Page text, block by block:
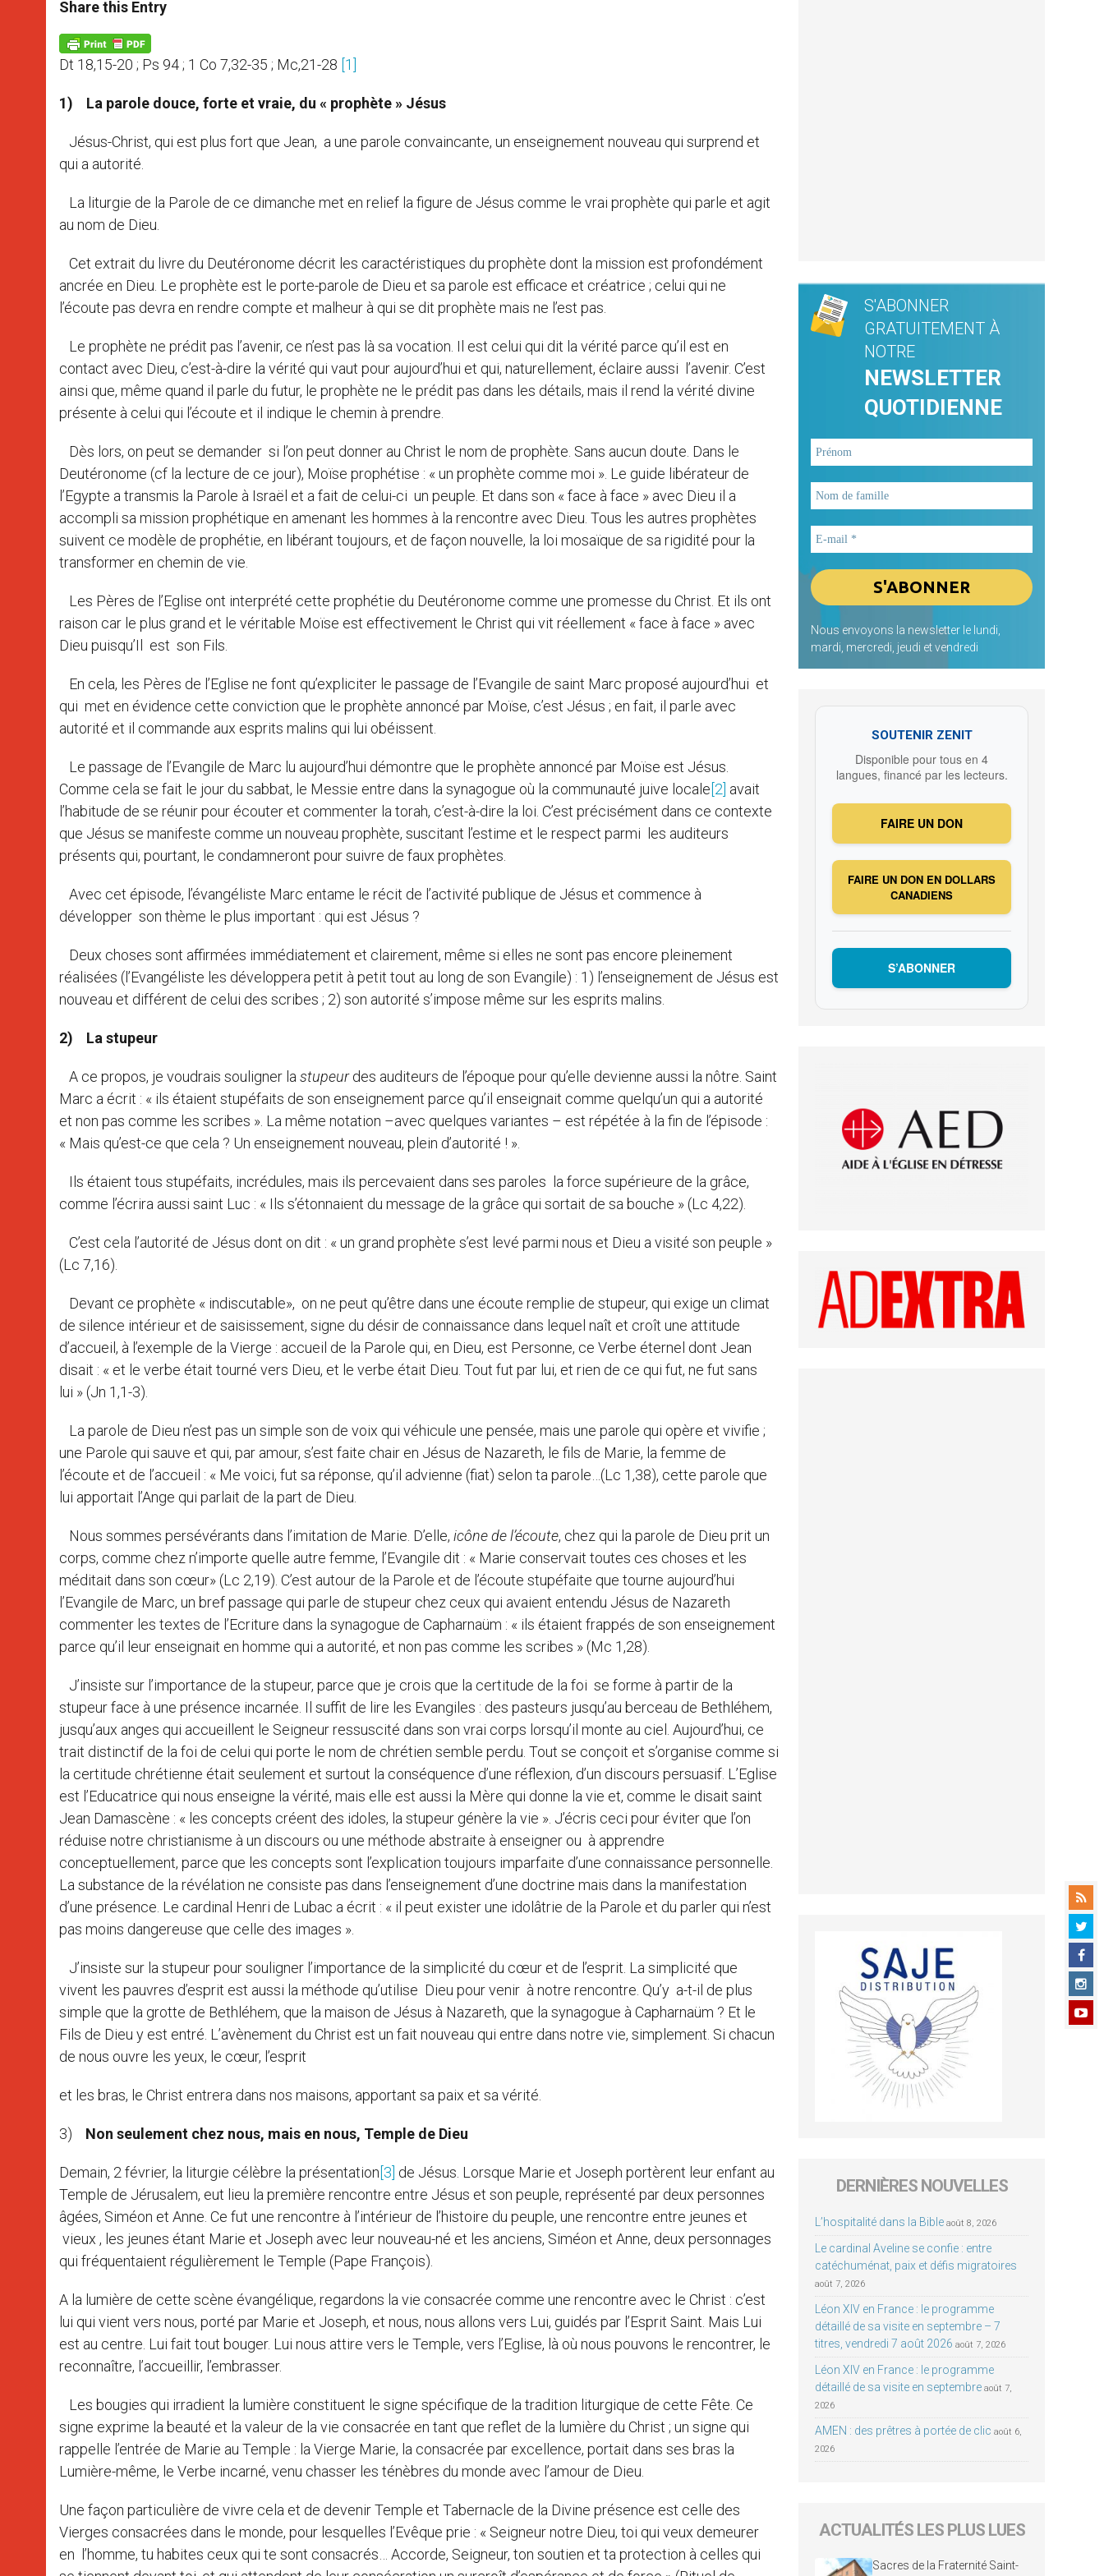
s
p
p
e
g
e
r
b
k
Share this Entry
Dt 18,15-20 ; Ps 94 ; 1 Co 7,32-35 ; Mc,21-28 [1]
1) La parole douce, forte et vraie, du « prophète » Jésus
Jésus-Christ, qui est plus fort que Jean, a une parole convaincante, un enseignement nouveau qui surprend et
qui a autorité.
La liturgie de la Parole de ce dimanche met en relief la figure de Jésus comme le vrai prophète qui parle et agit
au nom de Dieu.
Cet extrait du livre du Deutéronome décrit les caractéristiques du prophète dont la mission est profondément
ancrée en Dieu. Le prophète est le porte-parole de Dieu et sa parole est efficace et créatrice ; celui qui ne
l’écoute pas devra en rendre compte et malheur à qui se dit prophète mais ne l’est pas.
Le prophète ne prédit pas l’avenir, ce n’est pas là sa vocation. Il est celui qui dit la vérité parce qu’il est en
contact avec Dieu, c’est-à-dire la vérité qui vaut pour aujourd’hui et qui, naturellement, éclaire aussi l’avenir. C’est
ainsi que, même quand il parle du futur, le prophète ne le prédit pas dans les détails, mais il rend la vérité divine
présente à celui qui l’écoute et il indique le chemin à prendre.
Dès lors, on peut se demander si l’on peut donner au Christ le nom de prophète. Sans aucun doute. Dans le
Deutéronome (cf la lecture de ce jour), Moïse prophétise : « un prophète comme moi ». Le guide libérateur de
l’Egypte a transmis la Parole à Israël et a fait de celui-ci un peuple. Et dans son « face à face » avec Dieu il a
accompli sa mission prophétique en amenant les hommes à la rencontre avec Dieu. Tous les autres prophètes
suivent ce modèle de prophétie, en libérant toujours, et de façon nouvelle, la loi mosaïque de sa rigidité pour la
transformer en chemin de vie.
Les Pères de l’Eglise ont interprété cette prophétie du Deutéronome comme une promesse du Christ. Et ils ont
raison car le plus grand et le véritable Moïse est effectivement le Christ qui vit réellement « face à face » avec
Dieu puisqu’Il est son Fils.
En cela, les Pères de l’Eglise ne font qu’expliciter le passage de l’Evangile de saint Marc proposé aujourd’hui et
qui met en évidence cette conviction que le prophète annoncé par Moïse, c’est Jésus ; en fait, il parle avec
autorité et il commande aux esprits malins qui lui obéissent.
Le passage de l’Evangile de Marc lu aujourd’hui démontre que le prophète annoncé par Moïse est Jésus.
Comme cela se fait le jour du sabbat, le Messie entre dans la synagogue où la communauté juive locale [2] avait
l’habitude de se réunir pour écouter et commenter la torah, c’est-à-dire la loi. C’est précisément dans ce contexte
que Jésus se manifeste comme un nouveau prophète, suscitant l’estime et le respect parmi les auditeurs
présents qui, pourtant, le condamneront pour suivre de faux prophètes.
Avec cet épisode, l’évangéliste Marc entame le récit de l’activité publique de Jésus et commence à
développer son thème le plus important : qui est Jésus ?
Deux choses sont affirmées immédiatement et clairement, même si elles ne sont pas encore pleinement
réalisées (l’Evangéliste les développera petit à petit tout au long de son Evangile) : 1) l’enseignement de Jésus est
nouveau et différent de celui des scribes ; 2) son autorité s’impose même sur les esprits malins.
2) La stupeur
A ce propos, je voudrais souligner la stupeurdes auditeurs de l’époque pour qu’elle devienne aussi la nôtre. Saint
Marc a écrit : « ils étaient stupéfaits de son enseignement parce qu’il enseignait comme quelqu’un qui a autorité
et non pas comme les scribes ». La même notation –avec quelques variantes – est répétée à la fin de l’épisode :
« Mais qu’est-ce que cela ? Un enseignement nouveau, plein d’autorité ! ».
Ils étaient tous stupéfaits, incrédules, mais ils percevaient dans ses paroles la force supérieure de la grâce,
comme l’écrira aussi saint Luc : « Ils s’étonnaient du message de la grâce qui sortait de sa bouche » (Lc 4,22).
C’est cela l’autorité de Jésus dont on dit : « un grand prophète s’est levé parmi nous et Dieu a visité son peuple »
(Lc 7,16).
Devant ce prophète « indiscutable», on ne peut qu’être dans une écoute remplie de stupeur, qui exige un climat
de silence intérieur et de saisissement, signe du désir de connaissance dans lequel naît et croît une attitude
d’accueil, à l’exemple de la Vierge : accueil de la Parole qui, en Dieu, est Personne, ce Verbe éternel dont Jean
disait : « et le verbe était tourné vers Dieu, et le verbe était Dieu. Tout fut par lui, et rien de ce qui fut, ne fut sans
lui » (Jn 1,1-3).
La parole de Dieu n’est pas un simple son de voix qui véhicule une pensée, mais une parole qui opère et vivifie ;
une Parole qui sauve et qui, par amour, s’est faite chair en Jésus de Nazareth, le fils de Marie, la femme de
l’écoute et de l’accueil : « Me voici, fut sa réponse, qu’il advienne (fiat) selon ta parole…(Lc 1,38), cette parole que
lui apportait l’Ange qui parlait de la part de Dieu.
Nous sommes persévérants dans l’imitation de Marie. D’elle, icône de l’écoute, chez qui la parole de Dieu prit un
corps, comme chez n’importe quelle autre femme, l’Evangile dit : « Marie conservait toutes ces choses et les
méditait dans son cœur» (Lc 2,19). C’est autour de la Parole et de l’écoute stupéfaite que tourne aujourd’hui
l’Evangile de Marc, un bref passage qui parle de stupeur chez ceux qui avaient entendu Jésus de Nazareth
commenter les textes de l’Ecriture dans la synagogue de Capharnaüm : « ils étaient frappés de son enseignement
parce qu’il leur enseignait en homme qui a autorité, et non pas comme les scribes » (Mc 1,28).
J’insiste sur l’importance de la stupeur, parce que je crois que la certitude de la foi se forme à partir de la
stupeur face à une présence incarnée. Il suffit de lire les Evangiles : des pasteurs jusqu’au berceau de Bethléhem,
jusqu’aux anges qui accueillent le Seigneur ressuscité dans son vrai corps lorsqu’il monte au ciel. Aujourd’hui, ce
trait distinctif de la foi de celui qui porte le nom de chrétien semble perdu. Tout se conçoit et s’organise comme si
la certitude chrétienne était seulement et surtout la conséquence d’une réflexion, d’un discours persuasif. L’Eglise
est l’Educatrice qui nous enseigne la vérité, mais elle est aussi la Mère qui donne la vie et, comme le disait saint
Jean Damascène : « les concepts créent des idoles, la stupeur génère la vie ». J’écris ceci pour éviter que l’on
réduise notre christianisme à un discours ou une méthode abstraite à enseigner ou à apprendre
conceptuellement, parce que les concepts sont l’explication toujours imparfaite d’une connaissance personnelle.
La substance de la révélation ne consiste pas dans l’enseignement d’une doctrine mais dans la manifestation
d’une présence. Le cardinal Henri de Lubac a écrit : « il peut exister une idolâtrie de la Parole et du parler qui n’est
pas moins dangereuse que celle des images ».
J’insiste sur la stupeur pour souligner l’importance de la simplicité du cœur et de l’esprit. La simplicité que
vivent les pauvres d’esprit est aussi la méthode qu’utilise Dieu pour venir à notre rencontre. Qu’y a-t-il de plus
simple que la grotte de Bethléhem, que la maison de Jésus à Nazareth, que la synagogue à Capharnaüm ? Et le
Fils de Dieu y est entré. L’avènement du Christ est un fait nouveau qui entre dans notre vie, simplement. Si chacun
de nous ouvre les yeux, le cœur, l’esprit
et les bras, le Christ entrera dans nos maisons, apportant sa paix et sa vérité.
3) Non seulement chez nous, mais en nous, Temple de Dieu
Demain, 2 février, la liturgie célèbre la présentation [3] de Jésus. Lorsque Marie et Joseph portèrent leur enfant au
Temple de Jérusalem, eut lieu la première rencontre entre Jésus et son peuple, représenté par deux personnes
âgées, Siméon et Anne. Ce fut une rencontre à l’intérieur de l’histoire du peuple, une rencontre entre jeunes et
vieux , les jeunes étant Marie et Joseph avec leur nouveau-né et les anciens, Siméon et Anne, deux personnages
qui fréquentaient régulièrement le Temple (Pape François).
A la lumière de cette scène évangélique, regardons la vie consacrée comme une rencontre avec le Christ : c’est
lui qui vient vers nous, porté par Marie et Joseph, et nous, nous allons vers Lui, guidés par l’Esprit Saint. Mais Lui
est au centre. Lui fait tout bouger. Lui nous attire vers le Temple, vers l’Eglise, là où nous pouvons le rencontrer, le
reconnaître, l’accueillir, l’embrasser.
Les bougies qui irradient la lumière constituent le signe spécifique de la tradition liturgique de cette Fête. Ce
signe exprime la beauté et la valeur de la vie consacrée en tant que reflet de la lumière du Christ ; un signe qui
rappelle l’entrée de Marie au Temple : la Vierge Marie, la consacrée par excellence, portait dans ses bras la
Lumière-même, le Verbe incarné, venu chasser les ténèbres du monde avec l’amour de Dieu.
Une façon particulière de vivre cela et de devenir Temple et Tabernacle de la Divine présence est celle des
Vierges consacrées dans le monde, pour lesquelles l’Evêque prie : « Seigneur notre Dieu, toi qui veux demeurer
en l’homme, tu habites ceux qui te sont consacrés… Accorde, Seigneur, ton soutien et ta protection à celles qui
S'ABONNER
GRATUITEMENT À
NOTRE
NEWSLETTER
QUOTIDIENNE
Nous envoyons la newsletter le lundi,
mardi, mercredi, jeudi et vendredi
SOUTENIR ZENIT
Disponible pour tous en 4
langues, financé par les lecteurs.
FAIRE UN DON
FAIRE UN DON EN DOLLARS
CANADIENS
S’ABONNER
DERNIÈRES NOUVELLES
L’hospitalité dans la Bible août 8, 2026
Le cardinal Aveline se confie : entre
catéchuménat, paix et défis migratoires
août 7, 2026
Léon XIV en France : le programme
détaillé de sa visite en septembre – 7
titres, vendredi 7 août 2026 août 7, 2026
Léon XIV en France : le programme
détaillé de sa visite en septembre août 7,
2026
AMEN : des prêtres à portée de clic août 6,
2026
ACTUALITÉS LES PLUS LUES
Sacres de la Fraternité Saint-